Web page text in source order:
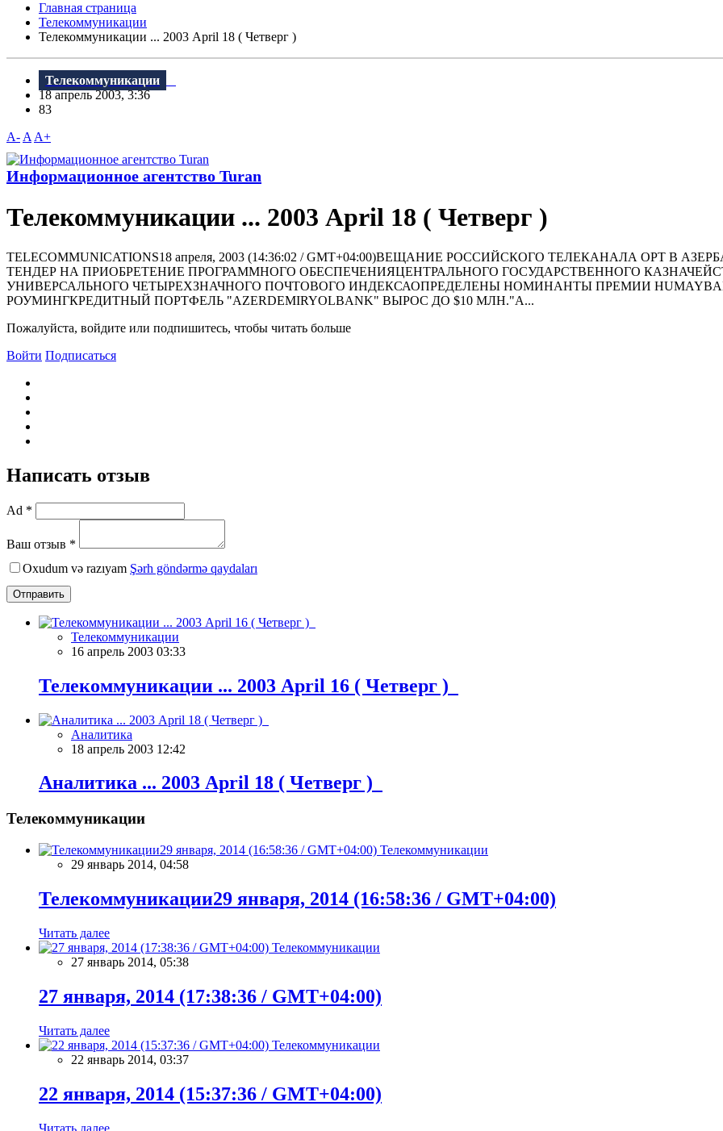
Главная страница
Телекоммуникации
Телекоммуникации ... 2003 April 18 ( Четверг )
Телекоммуникации
18 апрель 2003, 3:36
83
A- A A+
Информационное агентство Turan
Телекоммуникации ... 2003 April 18 ( Четверг )
TELECOMMUNICATIONS18 апреля, 2003 (14:36:02 / GMT+04:00)ВЕЩАНИЕ РОССИЙСКОГО ТЕЛЕКАНАЛА ОРТ В
ТЕНДЕР НА ПРИОБРЕТЕНИЕ ПРОГРАММНОГО ОБЕСПЕЧЕНИЯЦЕНТРАЛЬНОГО ГОСУДАРСТВЕННОГО
УНИВЕРСАЛЬНОГО ЧЕТЫРЕХЗНАЧНОГО ПОЧТОВОГО ИНДЕКСАОПРЕДЕЛЕНЫ НОМИНАНТЫ ПРЕМИИ
РОУМИНГКРЕДИТНЫЙ ПОРТФЕЛЬ "AZERDEMIRYOLBANK" ВЫРОС ДО $10 МЛН."A...
Пожалуйста, войдите или подпишитесь, чтобы читать больше
Войти Подписаться
Написать отзыв
Ad *
Ваш отзыв *
Oxudum və razıyam Şərh göndərmə qaydaları
Отправить
Телекоммуникации
16 апрель 2003 03:33
Телекоммуникации ... 2003 April 16 ( Четверг )
Аналитика
18 апрель 2003 12:42
Аналитика ... 2003 April 18 ( Четверг )
Телекоммуникации
Телекоммуникации
29 январь 2014, 04:58
Телекоммуникации29 января, 2014 (16:58:36 / GMT+04:00)
Читать далее
Телекоммуникации
27 январь 2014, 05:38
27 января, 2014 (17:38:36 / GMT+04:00)
Читать далее
Телекоммуникации
22 январь 2014, 03:37
22 января, 2014 (15:37:36 / GMT+04:00)
Читать далее